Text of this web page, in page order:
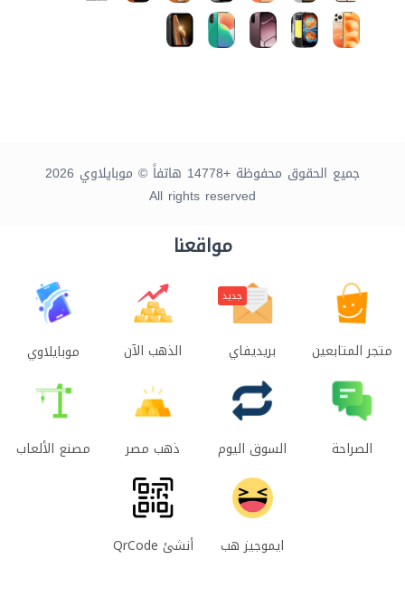
جميع الحقوق محفوظة +14778 هاتفاً © موبايلاوي 2026
All rights reserved